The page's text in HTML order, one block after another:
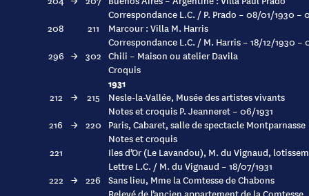
Correspondance L.C. / P. Prado – 08/01/1930 –
208
211
Marcour : Villa M. Harris
Correspondance L.C. / M. Harris – 18/12/1930 –
296 → 302 Chili – Maison ou atelier Davila
Croquis
1931
212 → 215
Nesle-la-Vallée, Musée des artistes vivants
Notes et croquis P. Jeanneret – 06/1931
216
→ 220 Paris, Cabaret, salle de spectacle Montparnasse
Notes et croquis
221
Iles d’Or (Le Lavandou), M. du Vignaud,
Lettre L.C. / M. du Vignaud – 18/07/1931
222 → 226 Sans lieu, Mme la Comtesse de Chabons
Relevé de l’ancien appartement de la Comtesse